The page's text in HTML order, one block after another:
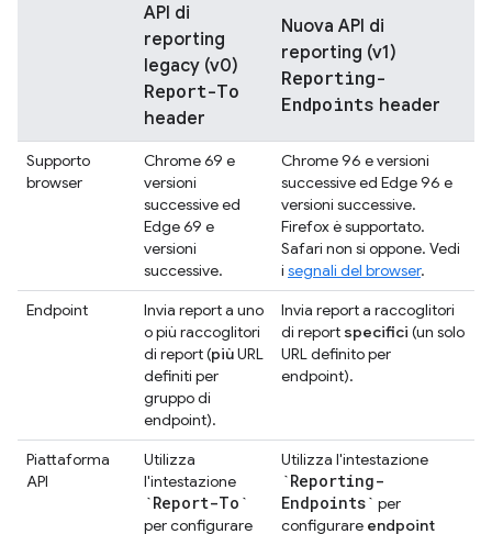
API di
reporting
legacy (v0)
Report-To
header
Nuova API di
reporting (v1)
Reporting-
Endpoints header
Supporto
browser
Chrome 69 e
versioni
successive ed
Edge 69 e
versioni
successive.
Chrome 96 e versioni
successive ed Edge 96 e
versioni successive.
Firefox è supportato.
Safari non si oppone. Vedi
i segnali del browser.
Endpoint
Invia report a uno
o più raccoglitori
di report (piùURL
definiti per
gruppo di
endpoint).
Invia report a raccoglitori
di report specifici (un solo
URL definito per
endpoint).
Piattaforma
API
Utilizza
l'intestazione
`Report-To`
per configurare
Utilizza l'intestazione
`Reporting-
Endpoints` per
configurare endpoint